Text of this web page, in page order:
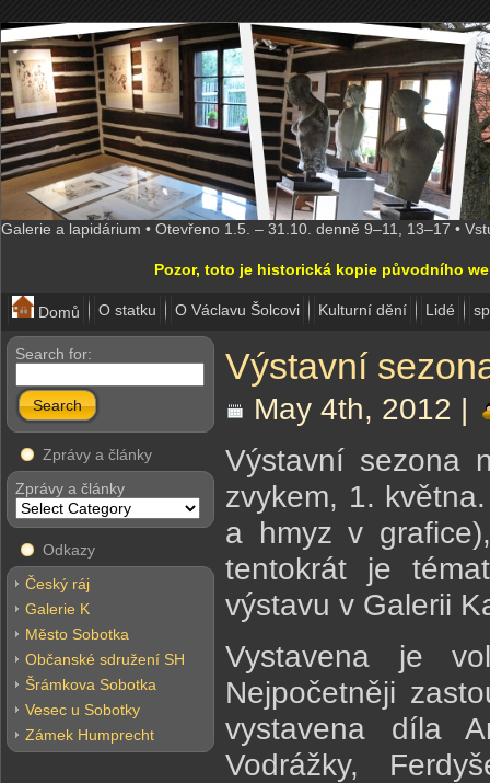
Galerie a lapidárium • Otevřeno 1.5. – 31.10. denně 9–11, 13–17 •
Pozor, toto je historická kopie původního
Domů O statku O Václavu Šolcovi Kulturní dění Lidé
Search for:
Search
Zprávy a články
Zprávy a články
Odkazy
Český ráj
Galerie K
Město Sobotka
Občanské sdružení SH
Šrámkova Sobotka
Vesec u Sobotky
Zámek Humprecht
Výstavní
May 4th, 2012 |
Výstavní sezona
zvykem, 1.
a hmyz v
tentokrát je
výstavu v Galerii
Vystavena je
Nejpočetněji
vystavena díla
Vodrážky,